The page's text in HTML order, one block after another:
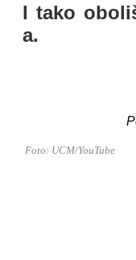
I tako
a.
Foto: UCM/YouTube